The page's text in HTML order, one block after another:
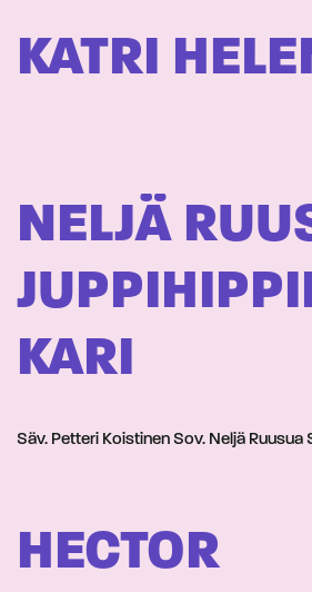
KATRI
NELJÄ
KARI
Säv. Petteri Koistinen Sov. Neljä Ruusua
HECTOR